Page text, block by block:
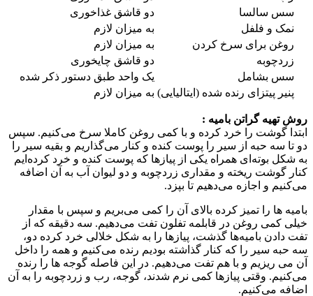
سس سالسا
دو قاشق غذاخوری
نمک و فلفل
به میزان لازم
روغن برای سرخ كردن
به میزان لازم
زردچوبه
دو قاشق چایخوری
سس بشامل
یک واحد طبق دستور ذكر شده
پنیر پیتزای رنده شده (ایتالیایی) به میزان لازم
روش تهیه گراتن بامیه :
ابتدا گوشت را خرد كرده و با كمی روغن كاملا سرخ می‌كنیم. سپس
دو تا سه حبه از سیر را پوست كنده و كنار می‌گذاریم و بقیه سیر را
به شكل بوته‌ای همراه یكی از پیازها كه پوست كنده و خرد كرده‌ایم
كنار گوشت ریخته و مقداری زردچوبه و دو لیوان آب به آن اضافه
می‌كنیم و اجازه می‌دهیم تا بپزد.
بامیه ها را تمیز كرده بالای آن را كمی می‌بریم و سپس با مقدار
خیلی كمی روغن در قابلمه تفلون تفت می‌دهیم. سه دقیقه كه از
تفت دادن بامیه‌ها گذشت، پیازها را به شكل خلالی خرد كرده دو،
سه حبه سیر را كه كنار گذاشته بودیم رنده می‌كنیم و همه را داخل
آن می ریزیم و با هم تفت می‌دهیم. در این فاصله گوجه ها را رنده
می‌كنیم. وقتی پیازها كمی نرم شدند، گوجه، رب و زردچوبه را به آن
اضافه می‌كنیم.